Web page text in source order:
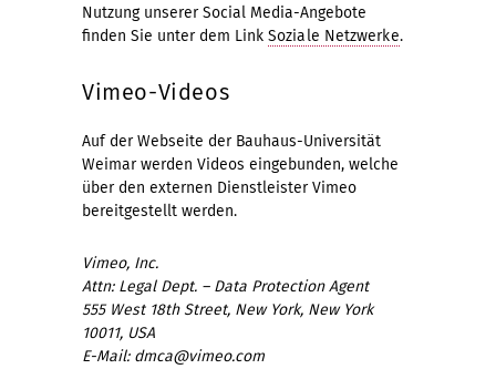
Nutzung unserer Social Media-Angebote
finden Sie unter dem Link Soziale Netzwerke.
Vimeo-Videos
Auf der Webseite der Bauhaus-Universität
Weimar werden Videos eingebunden, welche
über den externen Dienstleister Vimeo
bereitgestellt werden.
Vimeo, Inc.
Attn: Legal Dept. – Data Protection Agent
555 West 18th Street, New York, New York
10011, USA
E-Mail: dmca@vimeo.com